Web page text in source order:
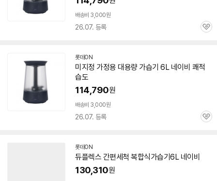
배송비 3,000원
26.07. 등록
관
롯데ON
미지정 가정용 대용량 가습기 6L네이비 쾌적
습도
114,790원
배송비 3,000원
26.07. 등록
관
롯데ON
듀플렉스 간편세척 복합식가습기6L네이비
130,310원